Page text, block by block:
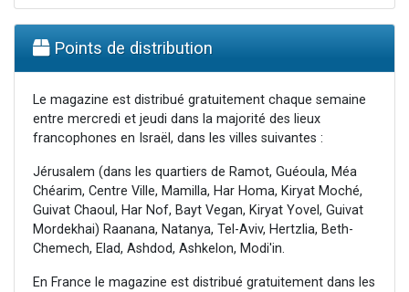
Points de distribution
Le magazine est distribué gratuitement chaque semaine
entre mercredi et jeudi dans la majorité des lieux
francophones en Israël, dans les villes suivantes :
Jérusalem (dans les quartiers de Ramot, Guéoula, Méa
Chéarim, Centre Ville, Mamilla, Har Homa, Kiryat Moché,
Guivat Chaoul, Har Nof, Bayt Vegan, Kiryat Yovel, Guivat
Mordekhai) Raanana, Natanya, Tel-Aviv, Hertzlia, Beth-
Chemech, Elad, Ashdod, Ashkelon, Modi'in.
En France le magazine est distribué gratuitement dans les